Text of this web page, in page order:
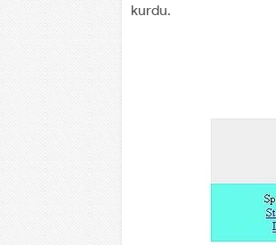
kurdu.